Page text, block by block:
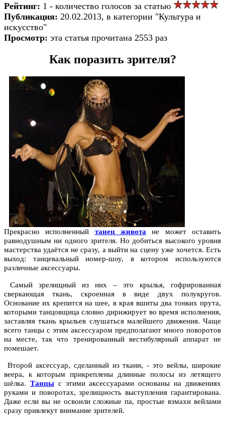
Рейтинг: 1 - количество голосов за статью
Публикация: 20.02.2013, в категории "Культура и
искусство"
Просмотр: эта статья прочитана 2553 раз
Как поразить зрителя?
Прекрасно исполненный танец живота не может оставить
равнодушным ни одного зрителя. Но добиться высокого уровня
мастерства удаётся не сразу, а выйти на сцену уже хочется. Есть
выход: танцевальный номер-шоу, в котором используются
различные аксессуары.
Самый зрелищный из них – это крылья, гофрированная
сверкающая ткань, скроенная в виде двух полукругов.
Основание их крепится на шее, в края вшиты два тонких прута,
которыми танцовщица словно дирижирует во время исполнения,
заставляя ткань крыльев слушаться малейшего движения. Чаще
всего танцы с этим аксессуаром предполагают много поворотов
на месте, так что тренированный вестибулярный аппарат не
помешает.
Второй аксессуар, сделанный из ткани, - это вейлы, широкие
веера, к которым прикреплены длинные полосы из летящего
шёлка. Танцыс этими аксессуарами основаны на движениях
руками и поворотах, зрелищность выступления гарантирована.
Даже если вы не освоили сложные па, простые взмахи вейлами
сразу привлекут внимание зрителей.